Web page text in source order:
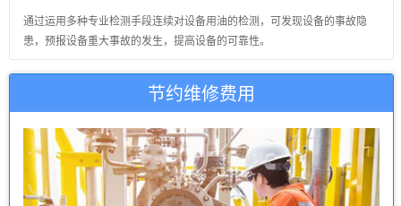
通过运用多种专业检测手段连续对设备用油的检测，可发现设备的事故隐
患，预报设备重大事故的发生，提高设备的可靠性。
节约维修费用